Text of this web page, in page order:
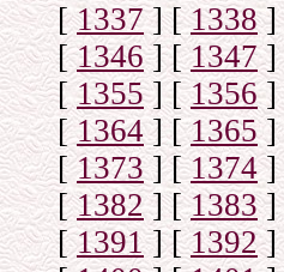
[1337] [1338]
[1346] [1347]
[ 1355] [1356]
[1364] [1365]
[1373] [1374]
[1382] [1383]
[1391] [1392]